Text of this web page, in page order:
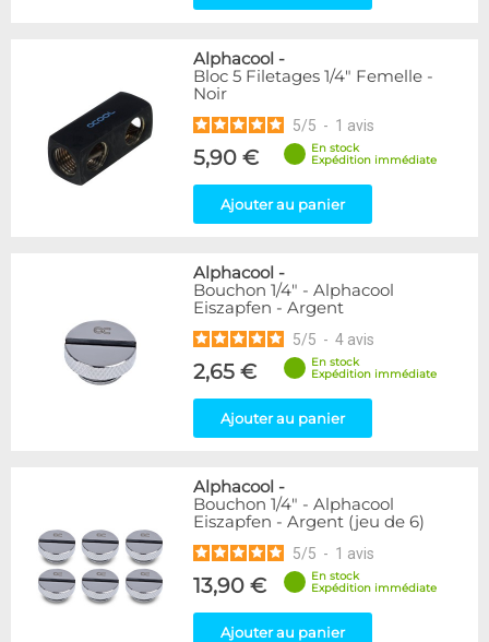
236
Couleur
Or
2
1
280
Raccord en Y
5
24
53
120
44
Filetage
1/4"
153
1
Alphacool -
Bloc 5 Filetages 1/4" Femelle -
Noir
5/5 - 1 avis
5,90 €
En stock
Expédition immédiate
Ajouter au panier
Alphacool -
Bouchon 1/4" - Alphacool
Eiszapfen - Argent
5/5 - 4 avis
2,65 €
En stock
Expédition immédiate
Ajouter au panier
Alphacool -
Bouchon 1/4" - Alphacool
Eiszapfen - Argent (jeu de 6)
5/5 - 1 avis
13,90 €
En stock
Expédition immédiate
Ajouter au panier